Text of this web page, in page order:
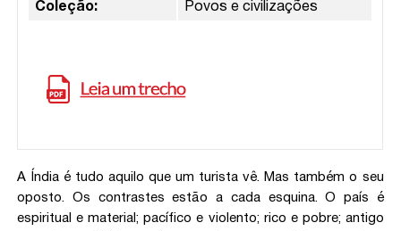
Coleção: Povos e civilizações
A Índia é tudo aquilo que um turista vê. Mas também o seu
oposto. Os contrastes estão a cada esquina. O país é
espiritual e material; pacífico e violento; rico e pobre; antigo